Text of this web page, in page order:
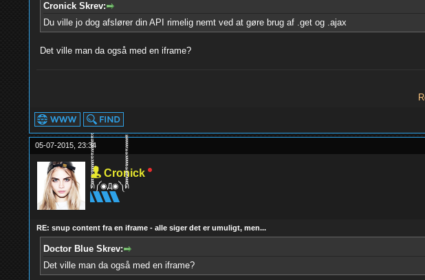
Cronick Skrev:
Du ville jo dog afslører din API rimelig nemt ved at gøre brug af .get og .ajax
Det ville man da også med en iframe?
05-07-2015, 23:34
Cronick
ด็็้้้้้็็็็็้้้้้็็็็็้้้้้༼◉Д◉༽ด็็็็็้้้้้็็็็้้้้้็็็็็้้
RE: snup content fra en iframe - alle siger det er umuligt, men...
Doctor Blue Skrev:
Det ville man da også med en iframe?